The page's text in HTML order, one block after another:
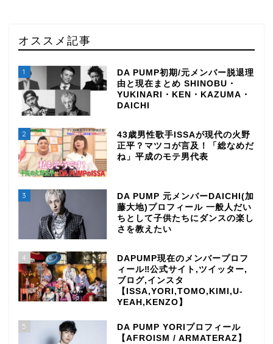
オススメ記事
1
DA PUMP初期/元メンバー脱退理
由と現在まとめ SHINOBU・
YUKINARI・KEN・KAZUMA・
DAICHI
2
43歳男性歌手ISSAが現代の火野
正平？マツコが言及！「総なめだ
ね」平成のモテ男代表
3
DA PUMP 元メンバーDAICHI(加
藤大地)プロフィール 一般人だい
ちとして子供たちにダンスの楽し
さを教えたい
4
DAPUMP現在のメンバープロフ
ィール‼公式サイト,ツイッター,
ブログ,インスタ
【ISSA,YORI,TOMO,KIMI,U-
YEAH,KENZO】
5
DA PUMP YORIプロフィール
【AFROISM / ARMATERAZ】